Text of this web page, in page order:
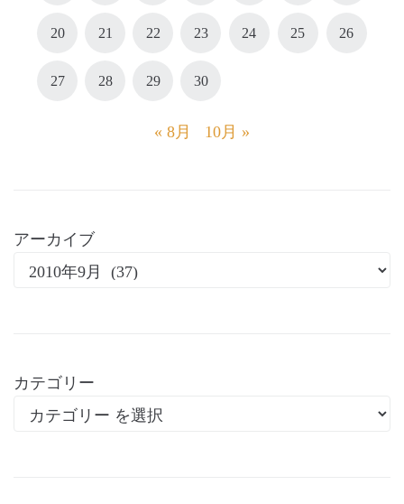
20 21 22 23 24 25 26
27 28 29 30
« 8月 10月 »
アーカイブ
カテゴリー